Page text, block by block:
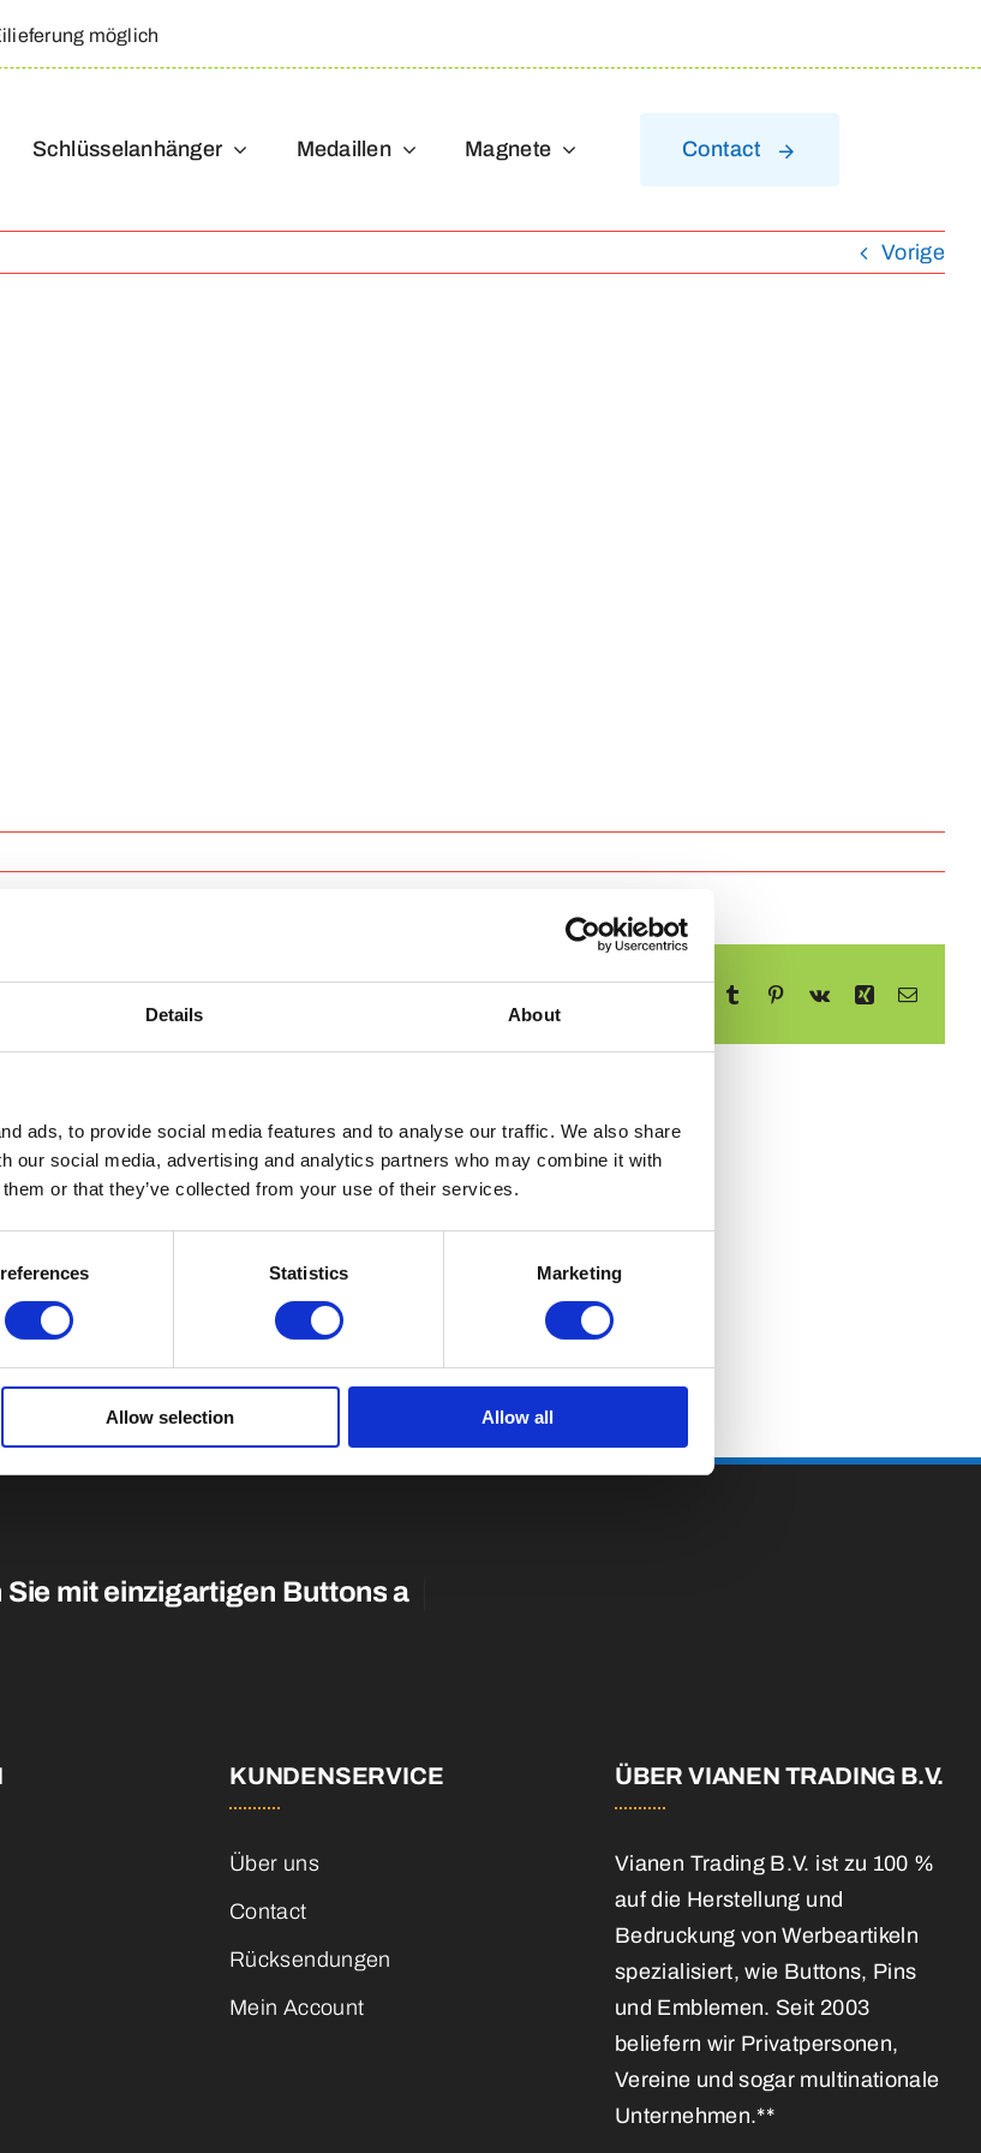
Details About
ads, to provide social media features and to analyse our traffic. We also share
our social media, advertising and analytics partners who may combine it with
or that they’ve collected from your use of their services.
Statistics Marketing
Allow selection Allow all
möglich
Schlüsselanhänger Medaillen Magnete Contact
Vorige
WhatsAppTelegramTumblr Pinterest
Vk XingE-
Sie mit einzigartigen
KUNDENSERVICE
Über uns
Contact
Rücksendungen
Mein Account
ÜBER VIANEN TRADING B.V.
Vianen Trading B.V. ist zu 100 %
auf die Herstellung und
Bedruckung von Werbeartikeln
spezialisiert, wie Buttons, Pins
und Emblemen. Seit 2003
beliefern wir Privatpersonen,
Vereine und sogar multinationale
Unternehmen.**